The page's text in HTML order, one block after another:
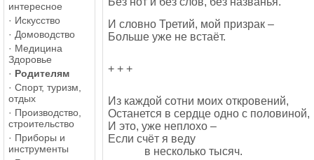
интересное
· Искусство
· Домоводство
· Медицина
Здоровье
· Родителям
· Спорт, туризм,
отдых
· Производство,
строительство
· Приборы и
инструменты
И словно Третий, мой призрак –
Больше уже не встаёт.
+ + +
Из каждой сотни моих откровений,
Останется в сердце одно с половиной,
И это, уже неплохо –
Если счёт я веду
в несколько тысяч.